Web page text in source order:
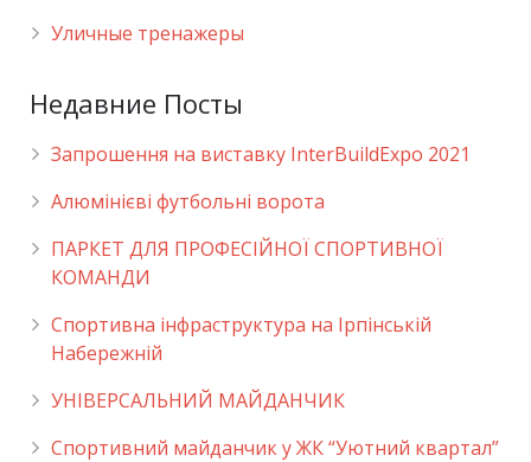
Уличные тренажеры
Недавние Посты
Запрошення на виставку InterBuildExpo 2021
Алюмінієві футбольні ворота
ПАРКЕТ ДЛЯ ПРОФЕСІЙНОЇ СПОРТИВНОЇ
КОМАНДИ
Спортивна інфраструктура на Ірпінській
Набережній
УНІВЕРСАЛЬНИЙ МАЙДАНЧИК
Cпортивний майданчик у ЖК “Уютний квартал”